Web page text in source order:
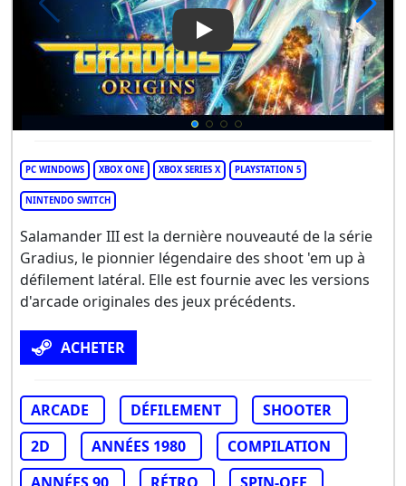
Play Video: Gradius Origins
PC WINDOWS XBOX ONE XBOX SERIES X PLAYSTATION 5
NINTENDO SWITCH
Salamander III est la dernière nouveauté de la série
Gradius, le pionnier légendaire des shoot 'em up à
défilement latéral. Elle est fournie avec les versions
d'arcade originales des jeux précédents.
ACHETER
ARCADE DÉFILEMENT
SHOOTER
2D
ANNÉES 1980
COMPILATION